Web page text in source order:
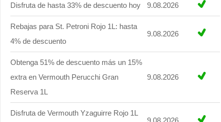
Disfruta de hasta 33% de descuento hoy 9.08.2026
Rebajas para St. Petroni Rojo 1L: hasta
4% de descuento
9.08.2026
Obtenga 51% de descuento más un 15%
extra en Vermouth Perucchi Gran
Reserva 1L
9.08.2026
Disfruta de Vermouth Yzaguirre Rojo 1L
9.08.2026